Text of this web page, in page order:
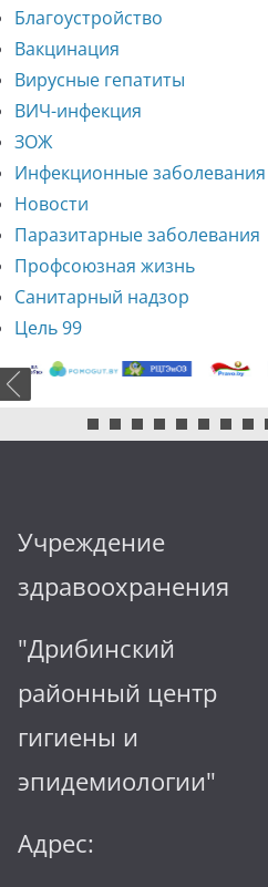
Благоустройство
Вакцинация
Вирусные гепатиты
ВИЧ-инфекция
ЗОЖ
Инфекционные заболевания
Новости
Паразитарные заболевания
Профсоюзная жизнь
Санитарный надзор
Цель 99
Учреждение
здравоохранения
"Дрибинский
районный центр
гигиены и
эпидемиологии"
Адрес: